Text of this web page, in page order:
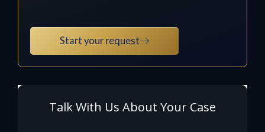
Start your request